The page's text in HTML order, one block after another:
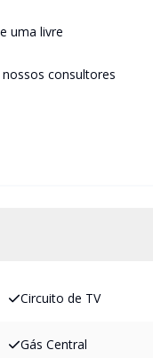
uma livre
consultores
Circuito de TV
Gás Central